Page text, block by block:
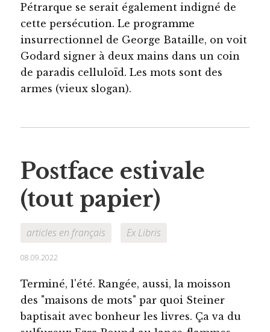
Pétrarque se serait également indigné de
cette persécution. Le programme
insurrectionnel de George Bataille, on voit
Godard signer à deux mains dans un coin
de paradis celluloïd. Les mots sont des
armes (vieux slogan).
Postface estivale
(tout papier)
articles en français Ex Libris
08.09.2022
Terminé, l'été. Rangée, aussi, la moisson
des "maisons de mots" par quoi Steiner
baptisait avec bonheur les livres. Ça va du